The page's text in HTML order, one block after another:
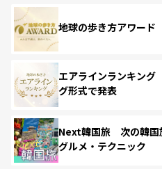
地球の歩き方アワード
エアラインランキン
グ形式で発表
Next韓国旅 次の韓国
グルメ・テクニック